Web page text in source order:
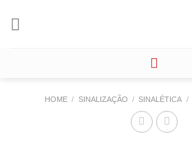
HOME / SINALIZAÇÃO / SINALÉTICA /